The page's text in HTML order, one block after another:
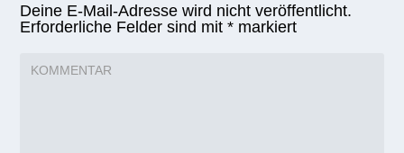
Deine E-Mail-Adresse wird nicht veröffentlicht.
Erforderliche Felder sind mit* markiert